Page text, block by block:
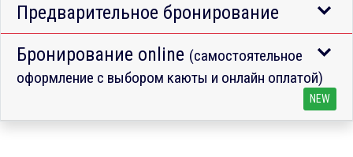
Предварительное бронирование
Бронирование online (самостоятельное
оформление с выбором каюты и онлайн оплатой)
NEW